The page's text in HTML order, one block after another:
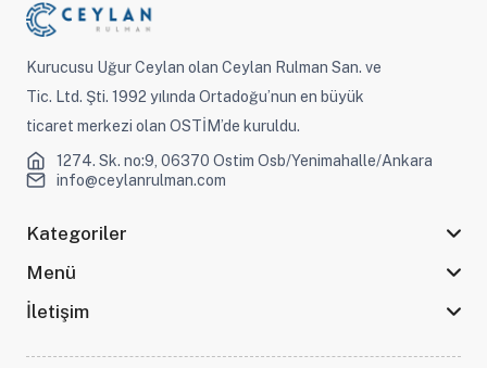
Kurucusu Uğur Ceylan olan Ceylan Rulman San. ve
Tic. Ltd. Şti. 1992 yılında Ortadoğu’nun en büyük
ticaret merkezi olan OSTİM’de kuruldu.
1274. Sk. no:9, 06370 Ostim Osb/Yenimahalle/Ankara
info@ceylanrulman.com
Kategoriler
Menü
İletişim